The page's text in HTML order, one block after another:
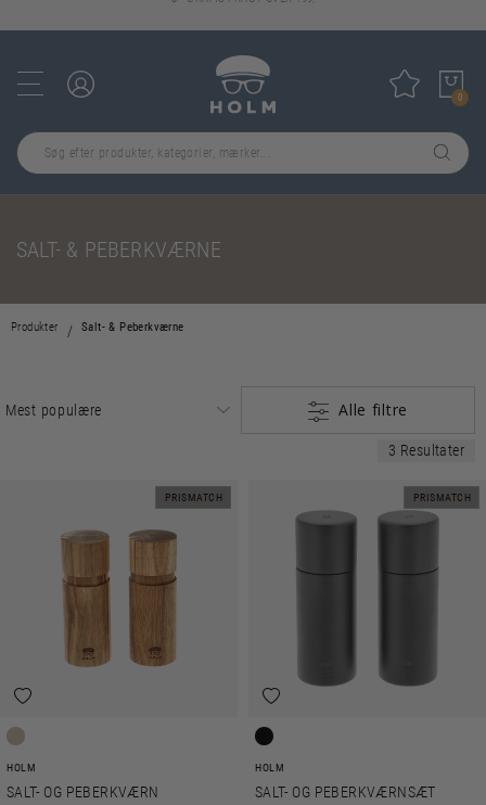
Tilføj til
0
SALT- & PEBERKVÆRNE
Produkter Salt- & Peberkværne
Alle filtre
3 Resultater
PRISMATCH
Natur
HOLM
SALT- OG PEBERKVÆRN
PRISMATCH
Sort
HOLM
SALT- OG PEBERKVÆRNSÆT